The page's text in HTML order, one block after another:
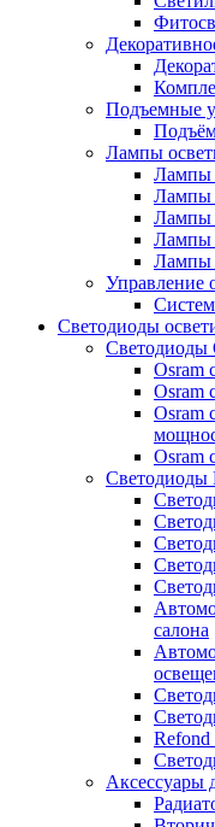
Подъемные
Лампы
Лампы
Лампы
Лампы
Лампы
Лампы
Управление
Светодиоды
Светодиоды
Osram
Osram
Osram
Osram
Светодиоды
салона
Refond
Аксессуары